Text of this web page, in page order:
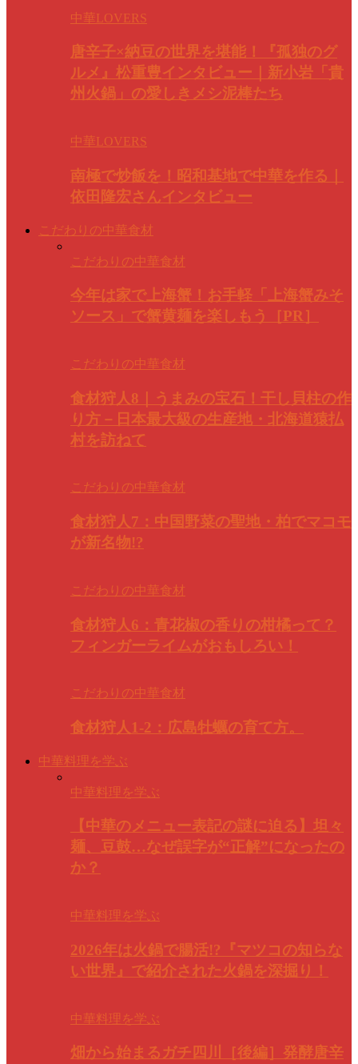
中華LOVERS
唐辛子×納豆の世界を堪能！『孤独のグ
ルメ』松重豊インタビュー｜新小岩「貴
州火鍋」の愛しきメシ泥棒たち
中華LOVERS
南極で炒飯を！昭和基地で中華を作る｜
依田隆宏さんインタビュー
こだわりの中華食材
こだわりの中華食材
今年は家で上海蟹！お手軽「上海蟹みそ
ソース」で蟹黄麺を楽しもう［PR］
こだわりの中華食材
食材狩人8｜うまみの宝石！干し貝柱の作
り方－日本最大級の生産地・北海道猿払
村を訪ねて
こだわりの中華食材
食材狩人7：中国野菜の聖地・柏でマコモ
が新名物!?
こだわりの中華食材
食材狩人6：青花椒の香りの柑橘って？
フィンガーライムがおもしろい！
こだわりの中華食材
食材狩人1-2：広島牡蠣の育て方。
中華料理を学ぶ
中華料理を学ぶ
【中華のメニュー表記の謎に迫る】坦々
麺、豆鼓…なぜ誤字が“正解”になったの
か？
中華料理を学ぶ
2026年は火鍋で腸活!?『マツコの知らな
い世界』で紹介された火鍋を深掘り！
中華料理を学ぶ
畑から始まるガチ四川［後編］発酵唐辛